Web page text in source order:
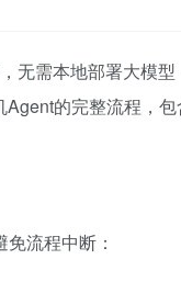
无需本地部署大模
的完整流程，
流程中断：